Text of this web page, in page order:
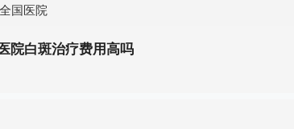
全国医院
院白斑治疗费用高吗